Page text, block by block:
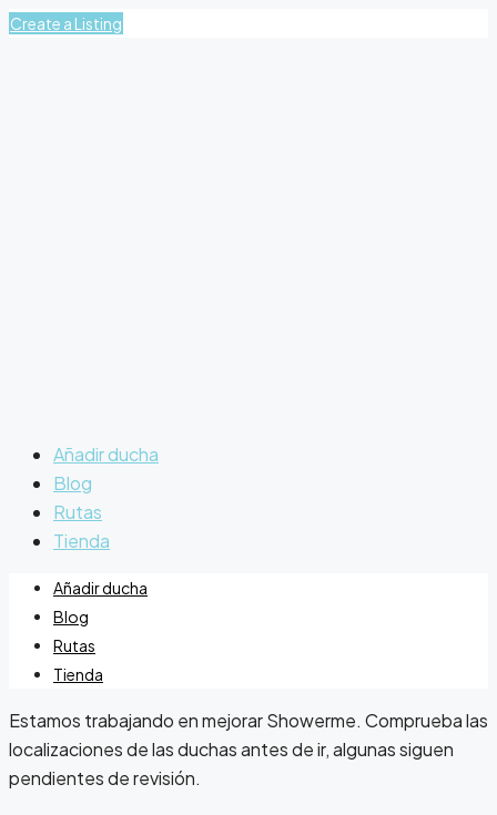
Create a Listing
Añadir ducha
Blog
Rutas
Tienda
Añadir ducha
Blog
Rutas
Tienda
Estamos trabajando en mejorar Showerme. Comprueba las
localizaciones de las duchas antes de ir, algunas siguen
pendientes de revisión.